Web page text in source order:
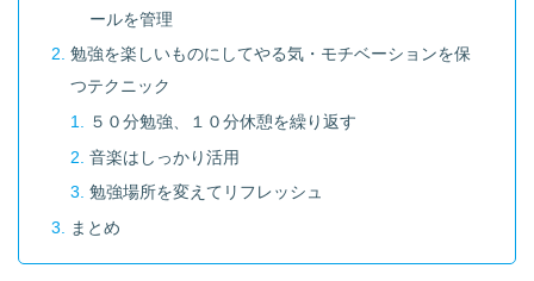
ールを管理
勉強を楽しいものにしてやる気・モチベーションを保
つテクニック
５０分勉強、１０分休憩を繰り返す
音楽はしっかり活用
勉強場所を変えてリフレッシュ
まとめ